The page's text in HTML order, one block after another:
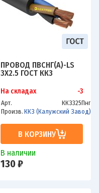
ПРОВОД ПВСНГ(А)-LS
3Х2.5 ГОСТ ККЗ
На складах -3
Арт.
ККЗ325Пнг
Произв. ККЗ (Калужский Завод)
В КОРЗИНУ
В наличии
130 ₽